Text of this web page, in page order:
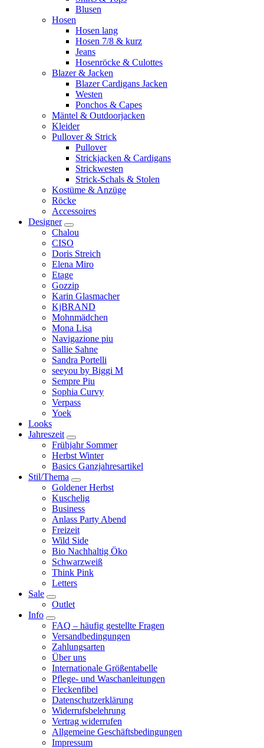
Blusen
Hosen
Hosen lang
Hosen 7/8 & kurz
Jeans
Hosenröcke & Culottes
Blazer & Jacken
Blazer Cardigans Jacken
Westen
Ponchos & Capes
Mäntel & Outdoorjacken
Kleider
Pullover & Strick
Pullover
Strickjacken & Cardigans
Strickwesten
Strick-Schals & Stolen
Kostüme & Anzüge
Röcke
Accessoires
Designer
Chalou
CISO
Doris Streich
Elena Miro
Etage
Gozzip
Karin Glasmacher
KjBRAND
Mohnmädchen
Mona Lisa
Navigazione piu
Sallie Sahne
Sandra Portelli
seeyou by Biggi M
Sempre Piu
Sophia Curvy
Verpass
Yoek
Looks
Jahreszeit
Frühjahr Sommer
Herbst Winter
Basics Ganzjahresartikel
Stil/Thema
Goldener Herbst
Kuschelig
Business
Anlass Party Abend
Freizeit
Wild Side
Bio Nachhaltig Öko
Schwarzweiß
Think Pink
Letters
Sale
Outlet
Info
FAQ – häufig gestellte Fragen
Versandbedingungen
Zahlungsarten
Über uns
Internationale Größentabelle
Pflege- und Waschanleitungen
Fleckenfibel
Datenschutzerklärung
Widerrufsbelehrung
Vertrag widerrufen
Allgemeine Geschäftsbedingungen
Impressum